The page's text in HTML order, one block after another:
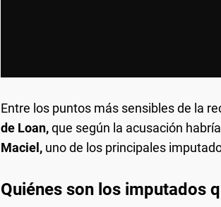
Entre los puntos más sensibles de la
de Loan,que según la acusación
Maciel, uno de los principales
Quiénes son los imputados